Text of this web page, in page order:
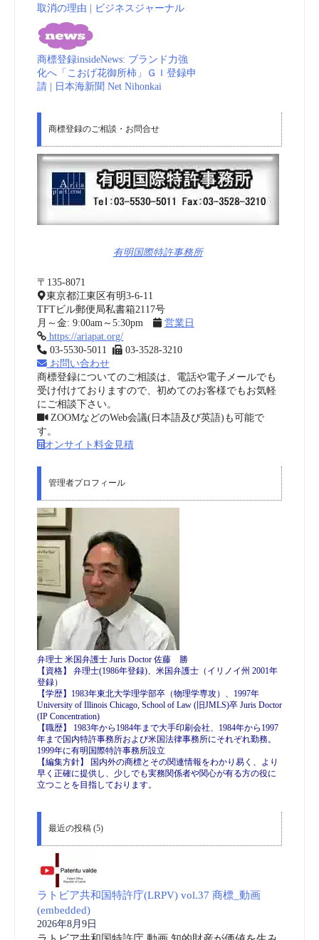
取消の理由 | ビジネスジャーナル
商標登録insideNews: ブランド力強
化へ「こおげ花御所柿」ＧＩ登録申
請 | 日本海新聞 Net Nihonkai
商標登録のご相談・お問合せ
有明国際特許事務所
〒135-8071
東京都江東区有明3-6-11
TFTビル郵便局私書箱2117号
月～金: 9:00am～5:30pm
営業日
https://ariapat.org/
03-5530-5011
03-3528-3210
お問い合わせ
商標登録についてのご相談は、電話や電子メールでも
受け付けておりますので、初めてのお客様でもお気軽
にご相談下さい。
ZOOMなどのWeb会議(日本語及び英語)も可能で
す。
オンサイト料金見積
管理者プロフィール
弁理士 米国弁護士 Juris Doctor 佐藤 勝
【資格】 弁理士(1986年登録)、米国弁護士（イリノイ州 2001年
登録）
【学歴】1983年東北大学理学部卒（物理学専攻）、1997年
University of Illinois Chicago, School of Law (旧JMLS)卒 Juris Doctor
(IP Concentration)
【職歴】 1983年から1984年まで大手印刷会社、1984年から1997
年まで国内特許事務所および米国法律事務所にそれぞれ勤務。
1999年に有明国際特許事務所設立
【編集方針】 国内外の商標とその関連情報をわかり易く、より
早く正確に提供し、少しでも実務関係者や関心が有る方の役に
立つことを目指しております。
最近の投稿 (5)
ラトビア共和国特許庁(LRPV) vol.37 商標_動画
(embedded)
2026年8月9日